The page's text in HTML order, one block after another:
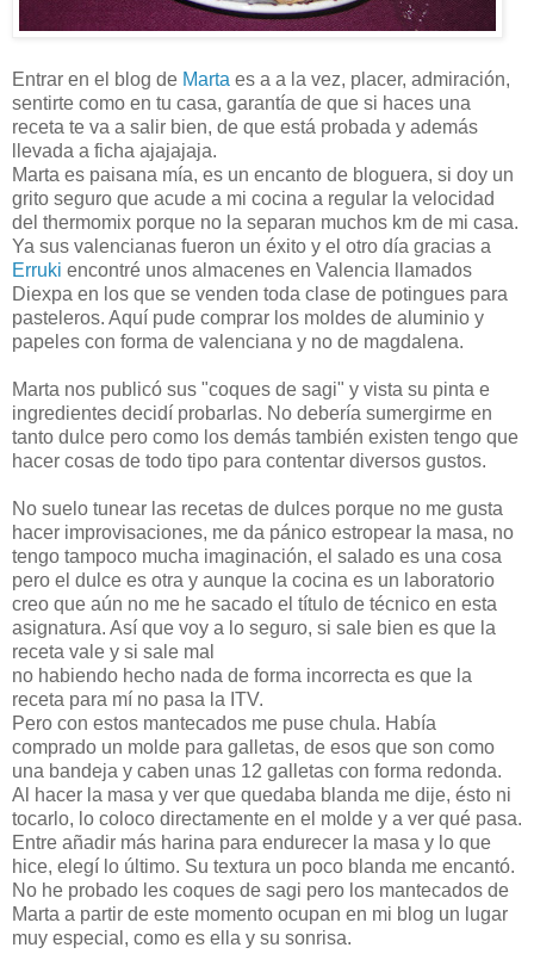
Entrar en el blog de Marta es a a la vez, placer, admiración,
sentirte como en tu casa, garantía de que si haces una
receta te va a salir bien, de que está probada y además
llevada a ficha ajajajaja.
Marta es paisana mía, es un encanto de bloguera, si doy un
grito seguro que acude a mi cocina a regular la velocidad
del thermomix porque no la separan muchos km de mi casa.
Ya sus valencianas fueron un éxito y el otro día gracias a
Erruki encontré unos almacenes en Valencia llamados
Diexpa en los que se venden toda clase de potingues para
pasteleros. Aquí pude comprar los moldes de aluminio y
papeles con forma de valenciana y no de magdalena.
Marta nos publicó sus "coques de sagi" y vista su pinta e
ingredientes decidí probarlas. No debería sumergirme en
tanto dulce pero como los demás también existen tengo que
hacer cosas de todo tipo para contentar diversos gustos.
No suelo tunear las recetas de dulces porque no me gusta
hacer improvisaciones, me da pánico estropear la masa, no
tengo tampoco mucha imaginación, el salado es una cosa
pero el dulce es otra y aunque la cocina es un laboratorio
creo que aún no me he sacado el título de técnico en esta
asignatura. Así que voy a lo seguro, si sale bien es que la
receta vale y si sale mal
no habiendo hecho nada de forma incorrecta es que la
receta para mí no pasa la ITV.
Pero con estos mantecados me puse chula. Había
comprado un molde para galletas, de esos que son como
una bandeja y caben unas 12 galletas con forma redonda.
Al hacer la masa y ver que quedaba blanda me dije, ésto ni
tocarlo, lo coloco directamente en el molde y a ver qué pasa.
Entre añadir más harina para endurecer la masa y lo que
hice, elegí lo último. Su textura un poco blanda me encantó.
No he probado les coques de sagi pero los mantecados de
Marta a partir de este momento ocupan en mi blog un lugar
muy especial, como es ella y su sonrisa.